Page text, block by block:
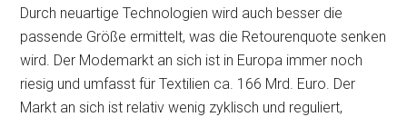
Durch neuartige Technologien wird auch besser die
passende Größe ermittelt, was die Retourenquote senken
wird. Der Modemarkt an sich ist in Europa immer noch
riesig und umfasst für Textilien ca. 166 Mrd. Euro. Der
Markt an sich ist relativ wenig zyklisch und reguliert,